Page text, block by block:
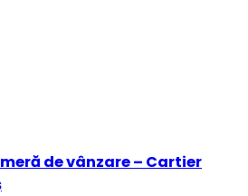
de vânzare – Cartier